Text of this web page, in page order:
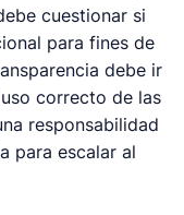
cuestionar si
para fines de
debe ir
correcto de las
responsabilidad
para escalar al